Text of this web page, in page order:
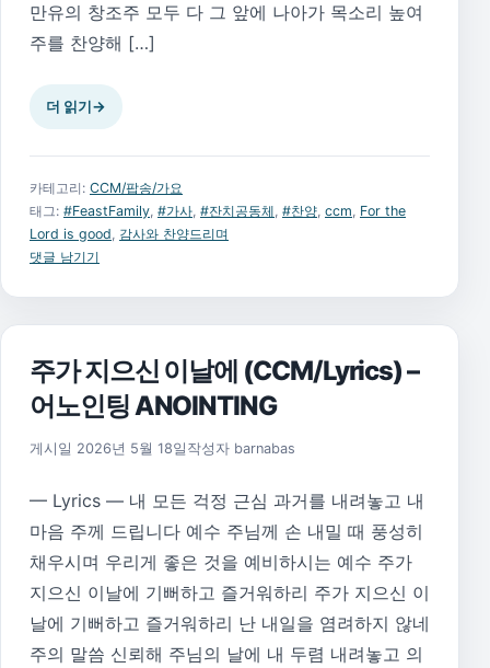
만유의 창조주 모두 다 그 앞에 나아가 목소리 높여
주를 찬양해 […]
더 읽기→
카테고리: CCM/팝송/가요
태그: #FeastFamily, #가사, #잔치공동체, #찬양, ccm, For the
Lord is good, 감사와 찬양드리며
댓글 남기기
주가 지으신 이날에 (CCM/Lyrics) –
어노인팅 ANOINTING
게시일 2026년 5월 18일 작성자 barnabas
— Lyrics — 내 모든 걱정 근심 과거를 내려놓고 내
마음 주께 드립니다 예수 주님께 손 내밀 때 풍성히
채우시며 우리게 좋은 것을 예비하시는 예수 주가
지으신 이날에 기뻐하고 즐거워하리 주가 지으신 이
날에 기뻐하고 즐거워하리 난 내일을 염려하지 않네
주의 말씀 신뢰해 주님의 날에 내 두렴 내려놓고 의